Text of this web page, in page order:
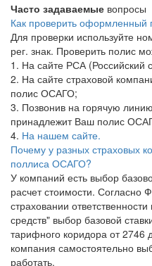
Часто задаваемые вопросы
Как проверить
Для проверки используйте
рег. знак. Проверить полис
1. На сайте РСА (Российский
2. На сайте страховой
полис ОСАГО;
3. Позвонив на горячую
принадлежит Ваш полис
4. На нашем сайте.
Почему у разных страховых
поллиса ОСАГО?
У компаний есть выбор
расчет стоимости. Согласно
страховании
средств" выбор базовой
тарифного коридора от 2746
компания самостоятельно
работать.